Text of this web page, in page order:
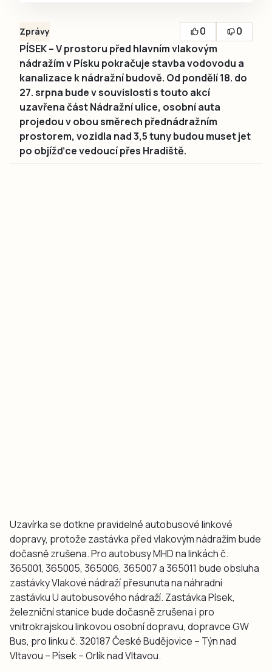
Zprávy 0
0
PÍSEK – V prostoru před hlavním vlakovým
nádražím v Písku pokračuje stavba vodovodu a
kanalizace k nádražní budově. Od pondělí 18. do
27. srpna bude v souvislosti s touto akcí
uzavřena část Nádražní ulice, osobní auta
projedou v obou směrech přednádražním
prostorem, vozidla nad 3,5 tuny budou muset jet
po objížďce vedoucí přes Hradiště.
Uzavírka se dotkne pravidelné autobusové linkové
dopravy, protože zastávka před vlakovým nádražím bude
dočasně zrušena. Pro autobusy MHD na linkách č.
365001, 365005, 365006, 365007 a 365011 bude obsluha
zastávky Vlakové nádraží přesunuta na náhradní
zastávku U autobusového nádraží. Zastávka Písek,
železniční stanice bude dočasně zrušena i pro
vnitrokrajskou linkovou osobní dopravu, dopravce GW
Bus, pro linku č. 320187 České Budějovice – Týn nad
Vltavou – Písek – Orlík nad Vltavou.